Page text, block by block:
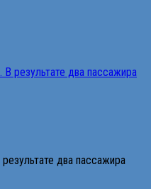
два пассажира